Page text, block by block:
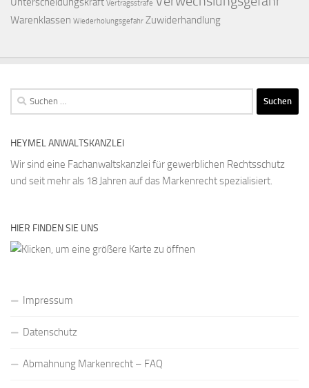
Vertragsstrafe
Warenklassen Wiederholungsgefahr Zuwiderhandlung
Suchen
nach:
HEYMEL ANWALTSKANZLEI
Wir sind eine Fachanwaltskanzlei für gewerblichen Rechtsschutz
und seit mehr als 18 Jahren auf das Markenrecht spezialisiert.
HIER FINDEN SIE UNS
Impressum
Datenschutz
Abmahnung Markenrecht – FAQ